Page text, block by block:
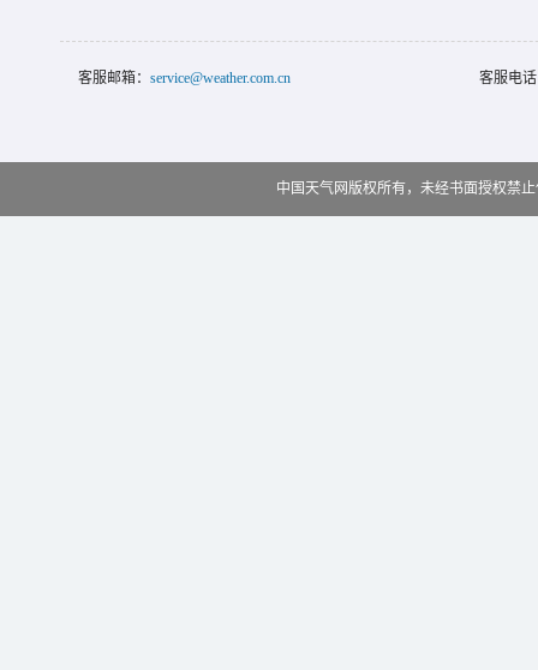
客服邮箱： service@weather.com.cn 客服电
中国天气网版权所有，未经书面授权